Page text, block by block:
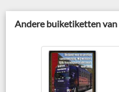
Andere buiketiketten van